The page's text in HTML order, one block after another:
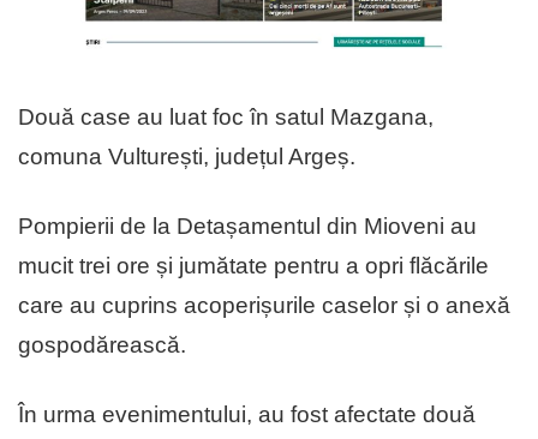
Două case au luat foc în satul Mazgana,
comuna Vulturești, județul Argeș.
Pompierii de la Detașamentul din Mioveni au
mucit trei ore și jumătate pentru a opri flăcările
care au cuprins acoperișurile caselor și o anexă
gospodărească.
În urma evenimentului, au fost afectate două